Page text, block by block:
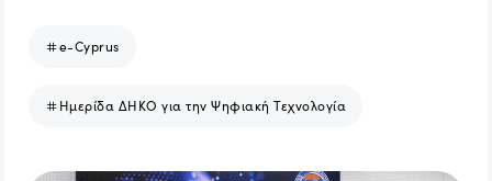
e-Cyprus
Ημερίδα ΔΗΚΟ για την Ψηφιακή Τεχνολογία